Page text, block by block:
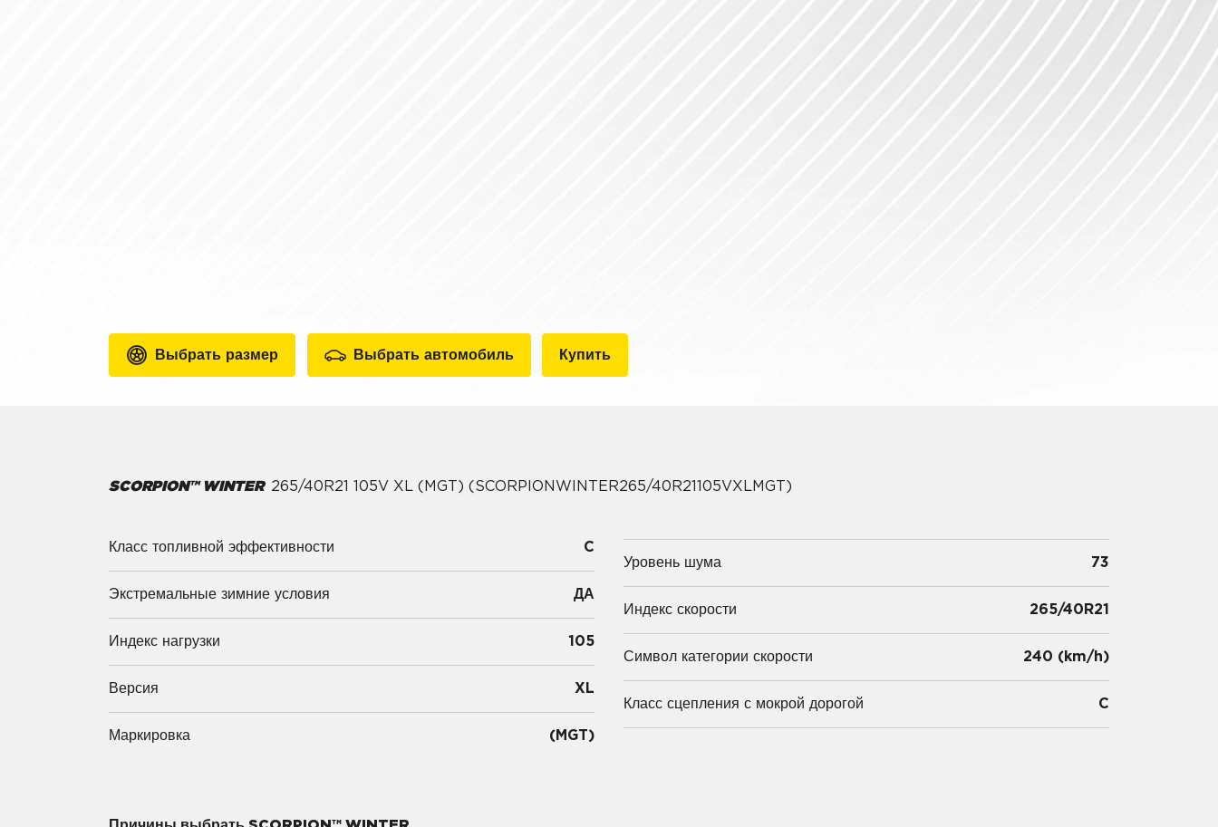
Выбрать размер Выбрать автомобиль Купить
SCORPION™ WINTER 265/40R21 105V XL (MGT) (SCORPIONWINTER265/40R21105VXLMGT)
Класс топливной эффективности C
Экстремальные зимние условия ДА
Индекс нагрузки 105
Версия XL
Маркировка (MGT)
Уровень шума 73
Индекс скорости 265/40R21
Символ категории скорости 240 (km/h)
Класс сцепления с мокрой дорогой C